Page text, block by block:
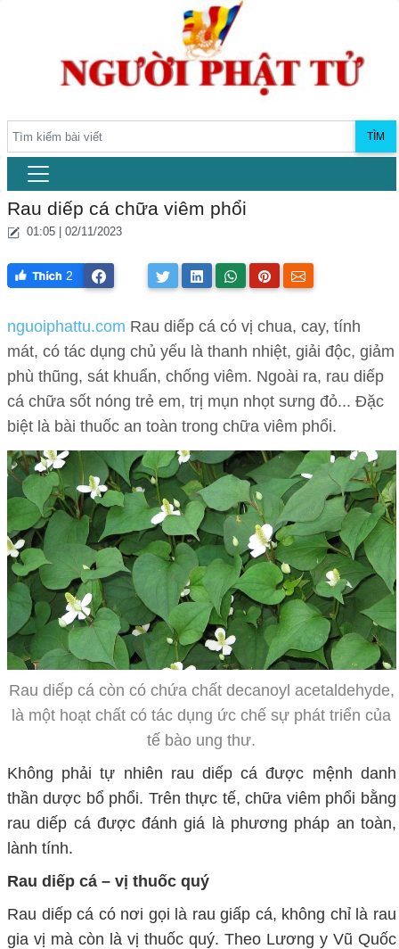
TÌM
Rau diếp cá chữa viêm phổi
01:05 | 02/11/2023
2
nguoiphattu.com Rau diếp cá có vị chua, cay, tính
mát, có tác dụng chủ yếu là thanh nhiệt, giải độc, giảm
phù thũng, sát khuẩn, chống viêm. Ngoài ra, rau diếp
cá chữa sốt nóng trẻ em, trị mụn nhọt sưng đỏ... Đặc
biệt là bài thuốc an toàn trong chữa viêm phổi.
Rau diếp cá còn có chứa chất decanoyl acetaldehyde,
là một hoạt chất có tác dụng ức chế sự phát triển của
tế bào ung thư.
Không phải tự nhiên rau diếp cá được mệnh danh
thần dược bổ phổi. Trên thực tế, chữa viêm phổi bằng
rau diếp cá được đánh giá là phương pháp an toàn,
lành tính.
Rau diếp cá – vị thuốc quý
Rau diếp cá có nơi gọi là rau giấp cá, không chỉ là rau
gia vị mà còn là vị thuốc quý. Theo Lương y Vũ Quốc